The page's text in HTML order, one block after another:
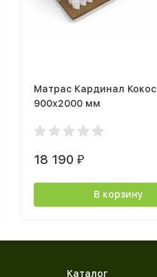
Матрас Кардинал Кокос
900х2000 мм
18 190₽
В корзину
Каталог